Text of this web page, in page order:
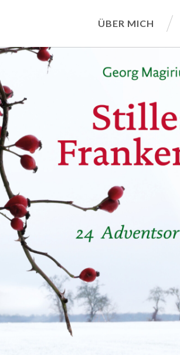
ÜBER MICH